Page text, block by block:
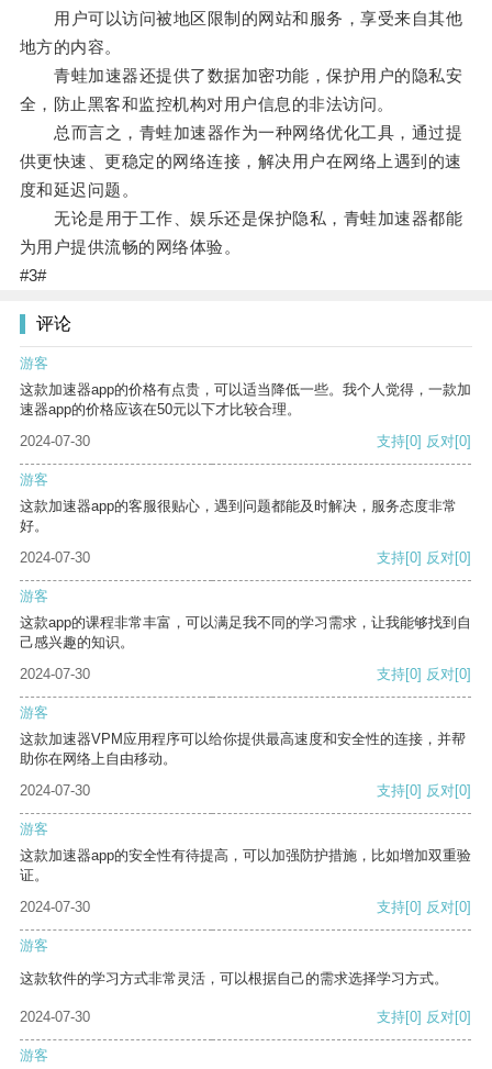
用户可以访问被地区限制的网站和服务，享受来自其他
地方的内容。
青蛙加速器还提供了数据加密功能，保护用户的隐私安
全，防止黑客和监控机构对用户信息的非法访问。
总而言之，青蛙加速器作为一种网络优化工具，通过提
供更快速、更稳定的网络连接，解决用户在网络上遇到的速
度和延迟问题。
无论是用于工作、娱乐还是保护隐私，青蛙加速器都能
为用户提供流畅的网络体验。
#3#
评论
游客
这款加速器app的价格有点贵，可以适当降低一些。我个人觉得，一款加
速器app的价格应该在50元以下才比较合理。
2024-07-30
支持[0] 反对[0]
游客
这款加速器app的客服很贴心，遇到问题都能及时解决，服务态度非常
好。
2024-07-30
支持[0] 反对[0]
游客
这款app的课程非常丰富，可以满足我不同的学习需求，让我能够找到自
己感兴趣的知识。
2024-07-30
支持[0] 反对[0]
游客
这款加速器VPM应用程序可以给你提供最高速度和安全性的连接，并帮
助你在网络上自由移动。
2024-07-30
支持[0] 反对[0]
游客
这款加速器app的安全性有待提高，可以加强防护措施，比如增加双重验
证。
2024-07-30
支持[0] 反对[0]
游客
这款软件的学习方式非常灵活，可以根据自己的需求选择学习方式。
2024-07-30 支持[0] 反对[0]
游客